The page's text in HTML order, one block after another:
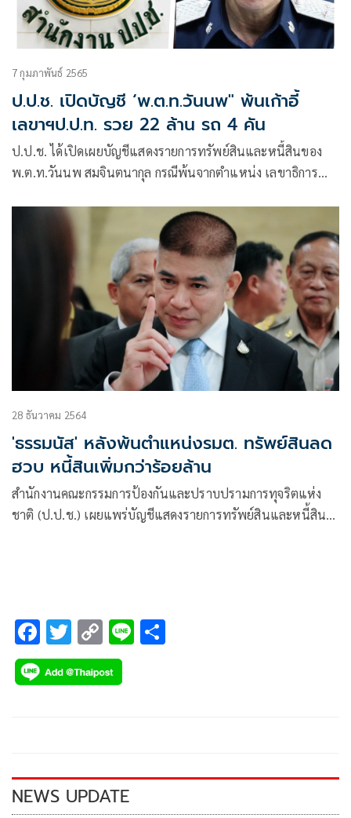
7 กุมภาพันธ์ 2565
ป.ป.ช. เปิดบัญชี ‘พ.ต.ท.วันนพ" พ้นเก้าอี้
เลขาฯป.ป.ท. รวย 22 ล้าน รถ 4 คัน
ป.ป.ช. ได้เปิดเผยบัญชีแสดงรายการทรัพย์สินและหนี้สินของ
พ.ต.ท.วันนพ สมจินตนากุล กรณีพ้นจากตำแหน่ง เลขาธิการ
(ป.ป.ท.)
28 ธันวาคม 2564
'ธรรมนัส' หลังพ้นตำแหน่งรมต. ทรัพย์สินลด
ฮวบ หนี้สินเพิ่มกว่าร้อยล้าน
สำนักงานคณะกรรมการป้องกันและปราบปรามการทุจริตแห่ง
ชาติ (ป.ป.ช.) เผยแพร่บัญชีแสดงรายการทรัพย์สินและหนี้สิน
F
ac
e
k
T
wi
tt
C
o
p
k
Li
NEWS UPDATE